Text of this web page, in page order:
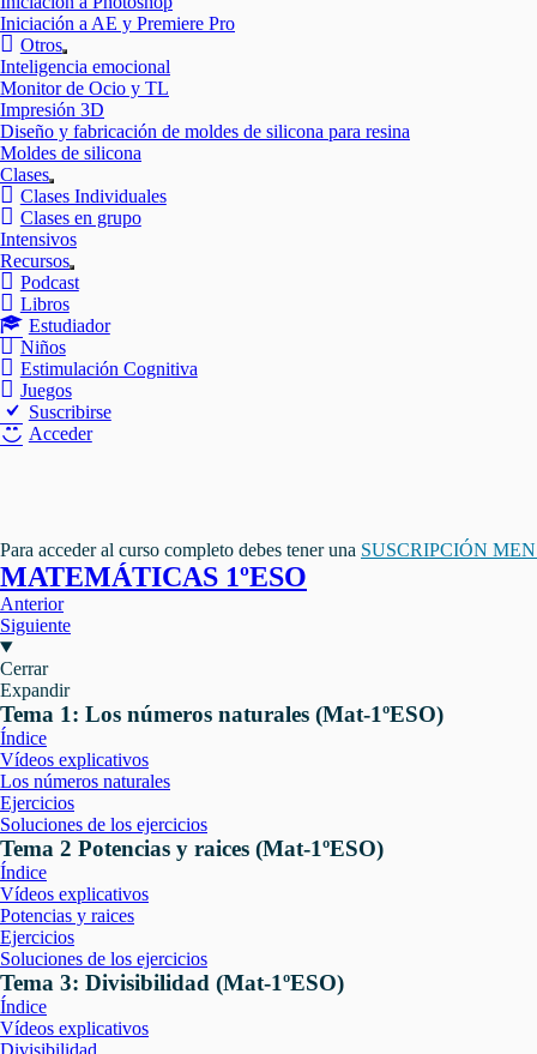
Iniciación a AE y Premiere Pro
Otros
Mostrar
el
submenú
Inteligencia emocional
Monitor de Ocio y TL
Impresión 3D
Diseño y fabricación de moldes de silicona para resina
Moldes de silicona
Clases
Mostrar
el
submenú
Clases Individuales
Clases en grupo
Intensivos
Recursos
Mostrar
el
Podcast
Libros
Estudiador
Niños
Estimulación Cognitiva
Juegos
Suscribirse
Acceder
Para acceder al curso completo debes tener una SUSCRIPCIÓN
MATEMÁTICAS 1ºESO
Anterior
Siguiente
Cerrar
Expandir
Tema 1: Los números naturales (Mat-1ºESO)
Índice
Vídeos explicativos
Los números naturales
Ejercicios
Soluciones de los ejercicios
Tema 2 Potencias y raices (Mat-1ºESO)
Índice
Vídeos explicativos
Potencias y raices
Ejercicios
Soluciones de los ejercicios
Tema 3: Divisibilidad (Mat-1ºESO)
Índice
Vídeos explicativos
Divisibilidad